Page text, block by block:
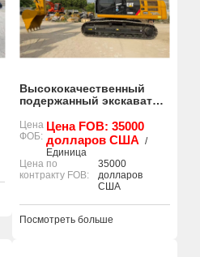
Высококачественный
подержанный экскаватор
хорошем состоянии.
Цена
ФОБ:
Цена FOB: 35000
долларов США /
Единица
Цена по
контракту FOB:
35000
долларов
США
Посмотреть больше